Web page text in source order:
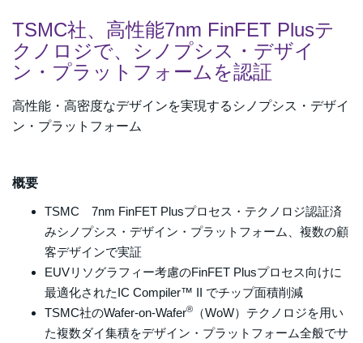
TSMC社、高性能7nm FinFET Plusテ
クノロジで、シノプシス・デザイ
ン・プラットフォームを認証
高性能・高密度なデザインを実現するシノプシス・デザイ
ン・プラットフォーム
概要
TSMC 7nm FinFET Plusプロセス・テクノロジ認証済
みシノプシス・デザイン・プラットフォーム、複数の顧
客デザインで実証
EUVリソグラフィー考慮のFinFET Plusプロセス向けに
最適化されたIC Compiler™ II でチップ面積削減
TSMC社のWafer-on-Wafer®
（WoW）テクノロジを用い
た複数ダイ集積をデザイン・プラットフォーム全般でサ